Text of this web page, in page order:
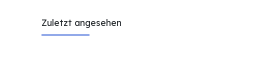
Zuletzt angesehen